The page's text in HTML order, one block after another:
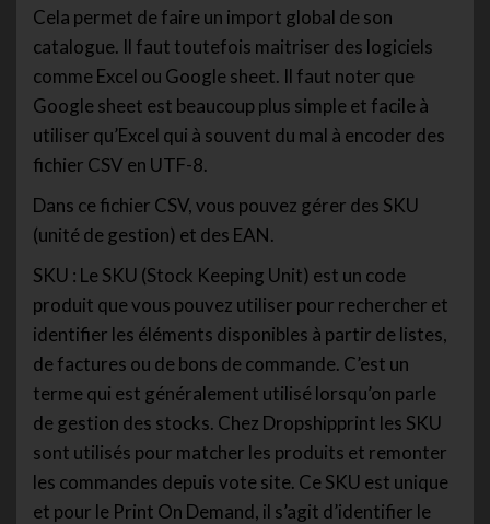
Cela permet de faire un import global de son
catalogue. Il faut toutefois maitriser des logiciels
comme Excel ou Google sheet. Il faut noter que
Google sheet est beaucoup plus simple et facile à
utiliser qu’Excel qui à souvent du mal à encoder des
fichier CSV en UTF-8.
Dans ce fichier CSV, vous pouvez gérer des SKU
(unité de gestion) et des EAN.
SKU : Le SKU (Stock Keeping Unit) est un code
produit que vous pouvez utiliser pour rechercher et
identifier les éléments disponibles à partir de listes,
de factures ou de bons de commande. C’est un
terme qui est généralement utilisé lorsqu’on parle
de gestion des stocks. Chez Dropshipprint les SKU
sont utilisés pour matcher les produits et remonter
les commandes depuis vote site. Ce SKU est unique
et pour le Print On Demand, il s’agit d’identifier le